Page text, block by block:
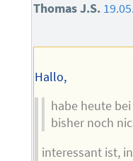
Thomas J.S.
Hallo,
habe heute
bisher noch
interessant ist,